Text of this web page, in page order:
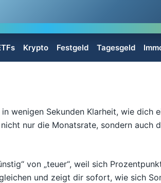
Krypto Festgeld Tagesgeld
wenigen Sekunden Klarheit, wie dich
nur die Monatsrate, sondern auch
von „teuer“, weil sich
und zeigt dir sofort, wie sich